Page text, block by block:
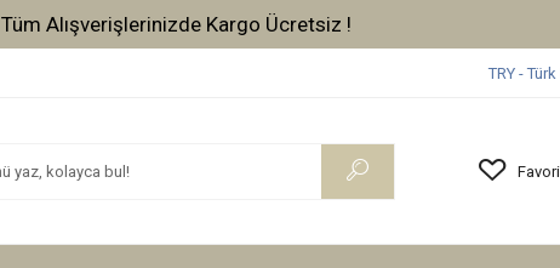
Tüm Alışverişlerinizde Kargo Ücretsiz !
TRY - Türk